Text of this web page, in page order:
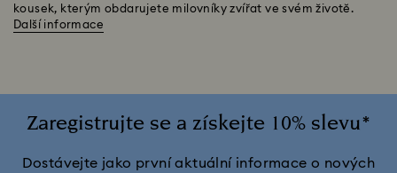
kousek, kterým obdarujete milovníky zvířat ve svém životě.
Další informace
Zaregistrujte se a získejte 10% slevu*
Dostávejte jako první aktuální informace o nových